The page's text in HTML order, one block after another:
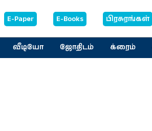
E-Paper E-Books பிரசுரங்கள்
வீடியோ ஜோதிடம் க்ரைம்